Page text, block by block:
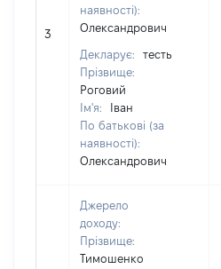
3
наявності):
Олександрович
Декларує:
тесть
Прізвище:
Роговий
Ім'я:
Іван
По батькові (за
наявності):
Олександрович
Джерело
доходу:
Прізвище:
Тимошенко